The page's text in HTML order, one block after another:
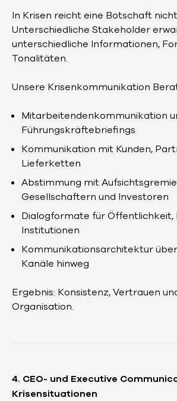
In Krisen reicht eine Botschaft
Unterschiedliche Stakeholder
unterschiedliche Informationen,
Tonalitäten.
Unsere Krisenkommunikation
Mitarbeitendenkommunikation
Führungskräftebriefings
Kommunikation mit Kunden,
Lieferketten
Abstimmung mit
Gesellschaftern und Investoren
Dialogformate für Öffentlichkeit,
Institutionen
Kommunikationsarchitektur
Kanäle hinweg
Ergebnis: Konsistenz, Vertrauen
Organisation.
4. CEO- und Executive
Krisensituationen